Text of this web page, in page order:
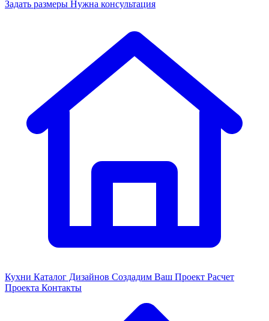
Задать размеры Нужна консультация
Кухни Каталог Дизайнов Создадим Ваш Проект Расчет
Проекта Контакты